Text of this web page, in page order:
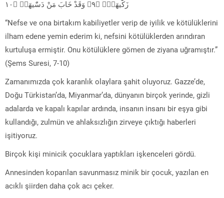
زَكّٰيهَاۙۖ ﴿٩﴾ وَقَدْ خَابَ مَنْ دَسّٰيهَاۜ ﴿١٠
“Nefse ve ona birtakım kabiliyetler verip de iyilik ve kötülüklerini
ilham edene yemin ederim ki, nefsini kötülüklerden arındıran
kurtuluşa ermiştir. Onu kötülüklere gömen de ziyana uğramıştır.”
(Şems Suresi, 7-10)
Zamanımızda çok karanlık olaylara şahit oluyoruz. Gazze’de,
Doğu Türkistan’da, Miyanmar’da, dünyanın birçok yerinde, gizli
adalarda ve kapalı kapılar ardında, insanın insanı bir eşya gibi
kullandığı, zulmün ve ahlaksızlığın zirveye çıktığı haberleri
işitiyoruz.
Birçok kişi minicik çocuklara yaptıkları işkenceleri gördü.
Annesinden koparılan savunmasız minik bir çocuk, yazılan en
acıklı şiirden daha çok acı çeker.